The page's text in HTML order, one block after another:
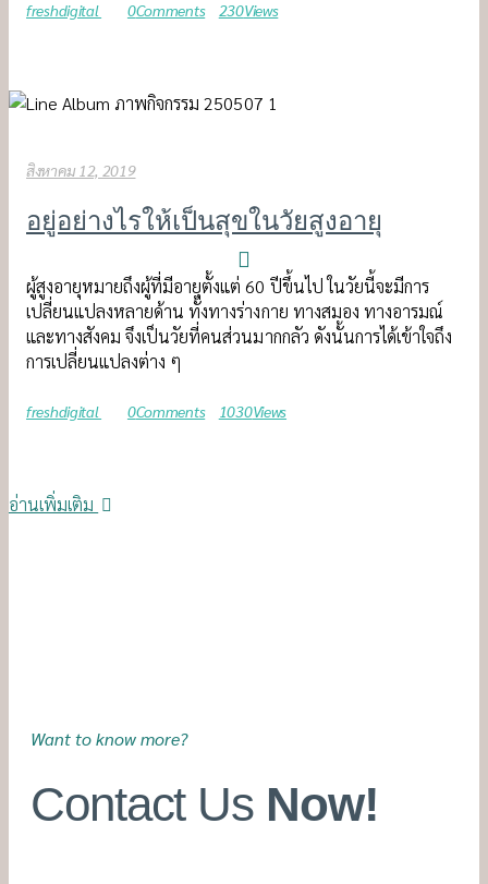
freshdigital 0Comments 230Views
สิงหาคม 12, 2019
อยู่อย่างไรให้เป็นสุขในวัยสูงอายุ
ผู้สูงอายุหมายถึงผู้ที่มีอายุตั้งแต่ 60 ปีขึ้นไป ในวัยนี้จะมีการ
เปลี่ยนแปลงหลายด้าน ทั้งทางร่างกาย ทางสมอง ทางอารมณ์
และทางสังคม จึงเป็นวัยที่คนส่วนมากกลัว ดังนั้นการได้เข้าใจถึง
การเปลี่ยนแปลงต่าง ๆ
freshdigital 0Comments 1030Views
อ่านเพิ่มเติม
Want to know more?
Contact Us Now!